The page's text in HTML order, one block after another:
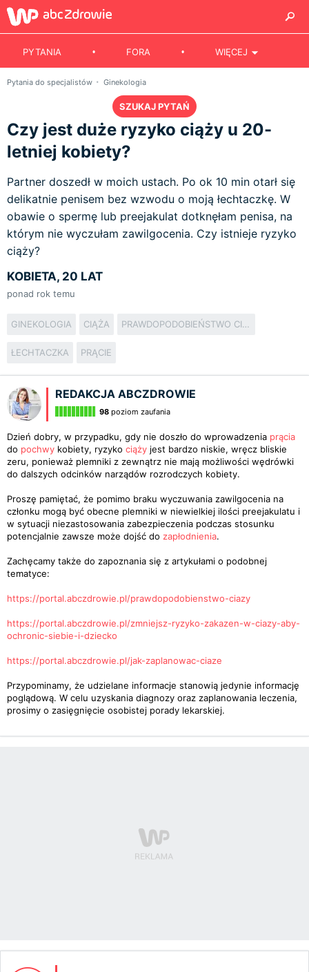
PYTANIA FORA WIĘCEJ
Pytania do specjalistów Ginekologia
SZUKAJ PYTAŃ
Czy jest duże ryzyko ciąży u 20-
letniej kobiety?
Partner doszedł w moich ustach. Po ok 10 min otarł się
delikatnie penisem bez wzwodu o moją łechtaczkę. W
obawie o spermę lub preejakulat dotknęłam penisa, na
którym nie wyczułam zawilgocenia. Czy istnieje ryzyko
ciąży?
KOBIETA, 20 LAT
ponad rok temu
GINEKOLOGIA CIĄŻA PRAWDOPODOBIEŃSTWO CIĄŻY
ŁECHTACZKA PRĄCIE
REDAKCJA ABCZDROWIE
98 poziom zaufania
Dzień dobry, w przypadku, gdy nie doszło do wprowadzenia prącia
do pochwy kobiety, ryzyko ciąży jest bardzo niskie, wręcz bliskie
zeru, ponieważ plemniki z zewnątrz nie mają możliwości wędrówki
do dalszych odcinków narządów rozrodczych kobiety.
Proszę pamiętać, że pomimo braku wyczuwania zawilgocenia na
członku mogą być obecne plemniki w niewielkiej ilości preejakulatu i
w sytuacji niezastosowania zabezpieczenia podczas stosunku
potencjalnie zawsze może dojść do zapłodnienia.
Zachęcamy także do zapoznania się z artykułami o podobnej
tematyce:
https://portal.abczdrowie.pl/prawdopodobienstwo-ciazy
https://portal.abczdrowie.pl/zmniejsz-ryzyko-zakazen-w-ciazy-aby-
ochronic-siebie-i-dziecko
https://portal.abczdrowie.pl/jak-zaplanowac-ciaze
Przypominamy, że udzielane informacje stanowią jedynie informację
poglądową. W celu uzyskania diagnozy oraz zaplanowania leczenia,
prosimy o zasięgnięcie osobistej porady lekarskiej.